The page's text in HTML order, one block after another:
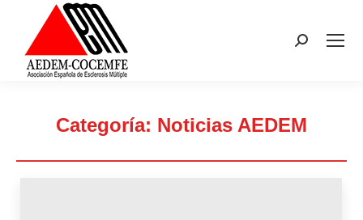
Buscar:
Categoría: Noticias AEDEM